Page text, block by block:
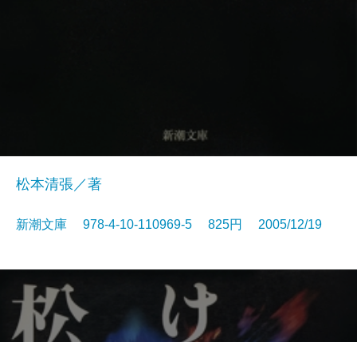
松本清張／著
新潮文庫 978-4-10-110969-5 825円 2005/12/19